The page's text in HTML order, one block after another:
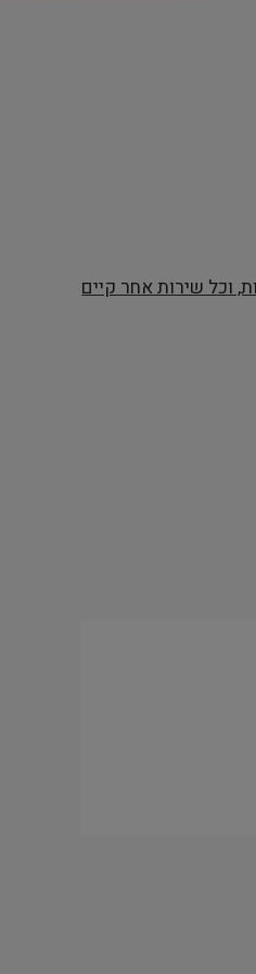
וכל שירות אחר קיים